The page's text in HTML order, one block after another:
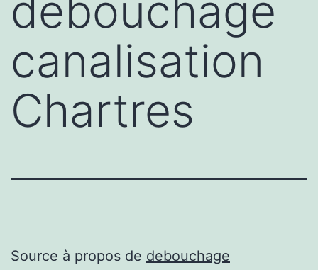
canalisation
Chartres
Source à propos de debouchage